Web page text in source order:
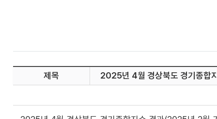
제목 2025년 4월 경상북도 경기종합